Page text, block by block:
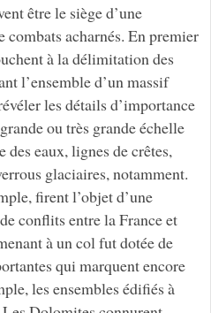
être le siège d’une
combats acharnés. En premier
à la délimitation des
l’ensemble d’un massif
les détails d’importance
ou très grande échelle
eaux, lignes de crêtes,
glaciaires, notamment.
firent l’objet d’une
conflits entre la France et
à un col fut dotée de
qui marquent encore
les ensembles édifiés à